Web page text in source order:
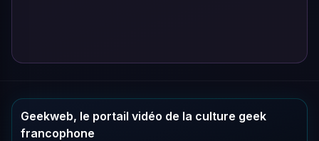
Geekweb, le portail vidéo de la culture geek
francophone